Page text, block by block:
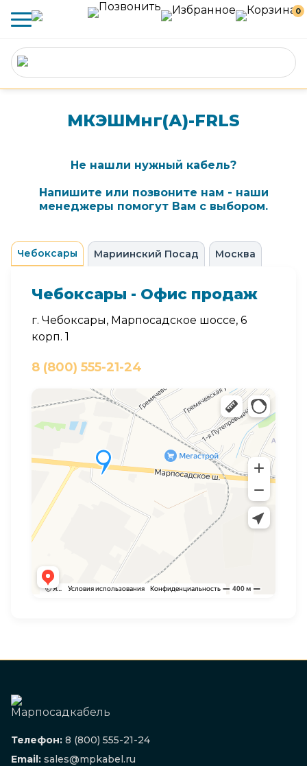
0
МКЭШМнг(А)-FRLS
Не нашли нужный кабель?
Напишите или позвоните нам - наши
менеджеры помогут Вам с выбором.
Чебоксары Мариинский Посад Москва
Чебоксары - Офис продаж
г. Чебоксары, Марпосадское шоссе, 6
корп. 1
8 (800) 555-21-24
Телефон: 8 (800) 555-21-24
Email: sales@mpkabel.ru